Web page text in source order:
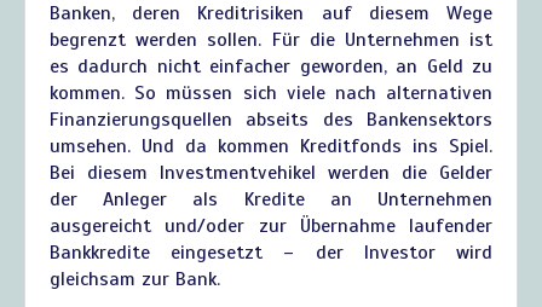
Banken, deren Kreditrisiken auf diesem Wege
begrenzt werden sollen. Für die Unternehmen ist
es dadurch nicht einfacher geworden, an Geld zu
kommen. So müssen sich viele nach alternativen
Finanzierungsquellen abseits des Bankensektors
umsehen. Und da kommen Kreditfonds ins Spiel.
Bei diesem Investmentvehikel werden die Gelder
der Anleger als Kredite an Unternehmen
ausgereicht und/oder zur Übernahme laufender
Bankkredite eingesetzt – der Investor wird
gleichsam zur Bank.